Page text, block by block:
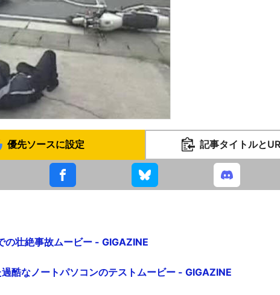
優先ソースに設定 記事タイトルと
の壮絶事故ムービー - GIGAZINE
酷なノートパソコンのテストムービー - GIGAZINE